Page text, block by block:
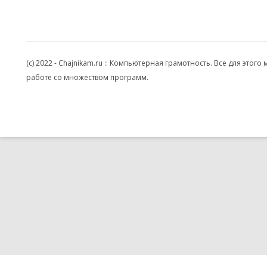
(c) 2022 - Chajnikam.ru :: Компьютерная грамотность. Все для
работе со множеством программ.